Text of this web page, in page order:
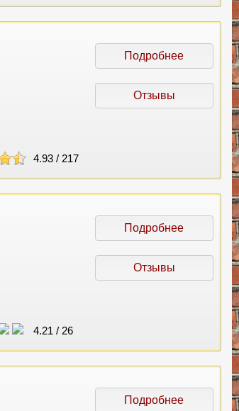
4.93/ 217
Подробнее
Отзывы
4.21 / 26
Подробнее
Отзывы
Подробнее